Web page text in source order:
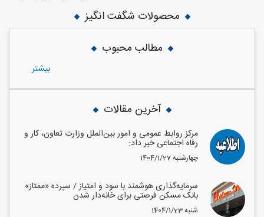
محصولات شگفت انگیز
مطالب محبوب
بيشتر
آخرین مقالات
مرکز روابط عمومی و امور بین‌الملل وزارت تعاون، کار و
رفاه اجتماعی خبر داد:
1404/1/27 چهارشنبه
سرمایه‌گذاری هوشمند با سود و امتیاز / سپرده «ممتاز»
بانک مسکن فرصتی برای خانه‌دار شدن
1404/1/23 شنبه